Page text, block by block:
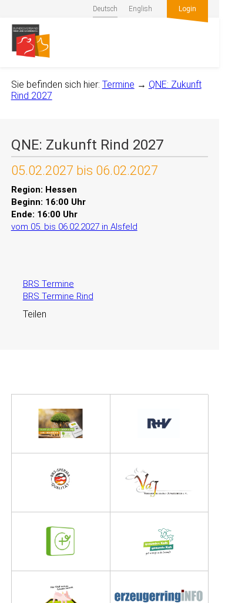
Deutsch English Login
Sie befinden sich hier: Termine → QNE: Zukunft
Rind 2027
QNE: Zukunft Rind 2027
05.02.2027 bis 06.02.2027
Region: Hessen
Beginn: 16:00 Uhr
Ende: 16:00 Uhr
vom 05. bis 06.02.2027 in Alsfeld
BRS Termine
BRS Termine Rind
Teilen